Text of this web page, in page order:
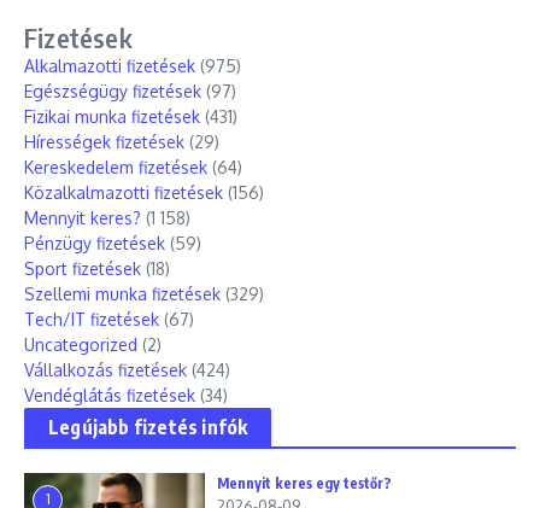
Fizetések
Alkalmazotti fizetések (975)
Egészségügy fizetések (97)
Fizikai munka fizetések (431)
Hírességek fizetések (29)
Kereskedelem fizetések (64)
Közalkalmazotti fizetések (156)
Mennyit keres? (1 158)
Pénzügy fizetések (59)
Sport fizetések (18)
Szellemi munka fizetések (329)
Tech/IT fizetések (67)
Uncategorized (2)
Vállalkozás fizetések (424)
Vendéglátás fizetések (34)
Legújabb fizetés infók
1
Mennyit keres egy testőr?